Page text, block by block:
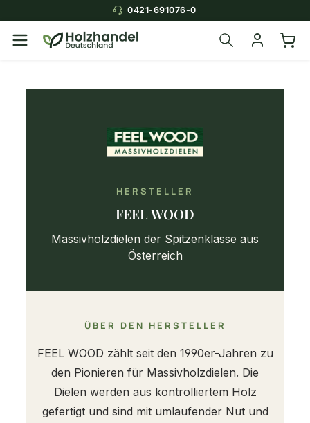
0421-691076-0
HERSTELLER
FEEL WOOD
Massivholzdielen der Spitzenklasse aus
Österreich
ÜBER DEN HERSTELLER
FEEL WOOD zählt seit den 1990er-Jahren zu
den Pionieren für Massivholzdielen. Die
Dielen werden aus kontrolliertem Holz
gefertigt und sind mit umlaufender Nut und